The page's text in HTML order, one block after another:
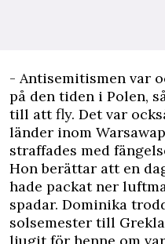
- Antisemitismen var
på den tiden i Polen,
till att fly. Det var
länder inom
straffades med
Hon berättar att en
hade packat ner
spadar. Dominika
solsemester till